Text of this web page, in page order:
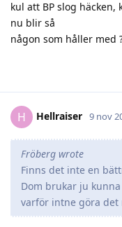
kul att BP slog
nu blir så
någon som håller med
H Hellraiser 9 nov
Fröberg wrote
Finns det inte en
Dom brukar ju
varför intne göra det